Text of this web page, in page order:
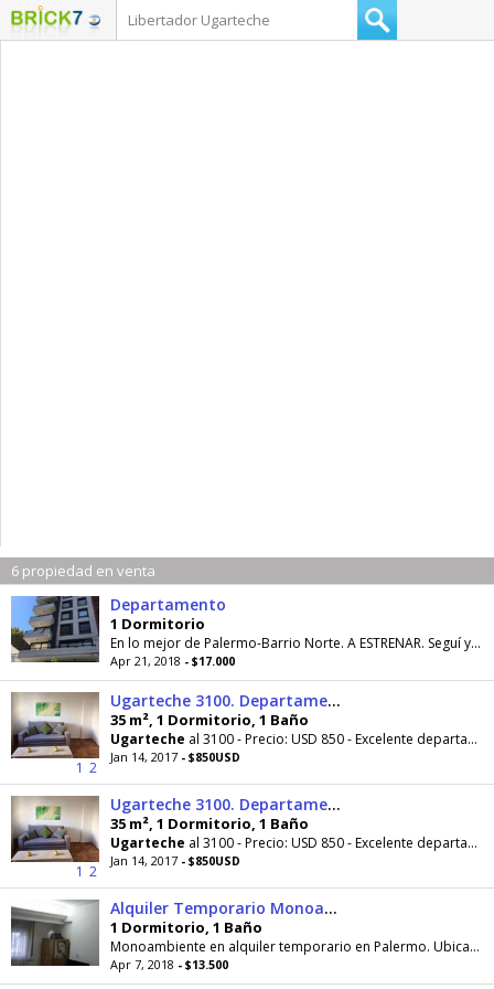
6 propiedad en venta
Departamento
1 Dormitorio
En lo mejor de Palermo-Barrio Norte. A ESTRENAR. Seguí y
Apr 21, 2018 - $17.000
1 2
Ugarteche 3100. Departamento a nuevo amueblado
35 m², 1 Dormitorio, 1 Baño
Ugarteche al 3100 - Precio: USD 850 - Excelente departamento amueblado reciclado a nuevo, de dos
Jan 14, 2017 - $850USD
1 2
Ugarteche 3100. Departamento a nuevo amueblado
35 m², 1 Dormitorio, 1 Baño
Ugarteche al 3100 - Precio: USD 850 - Excelente departamento amueblado reciclado a nuevo, de dos
Jan 14, 2017 - $850USD
Alquiler Temporario Monoambiente, Cabello 3600
1 Dormitorio, 1 Baño
Monoambiente en alquiler temporario en Palermo. Ubicado en Cabello y
Apr 7, 2018 - $13.500